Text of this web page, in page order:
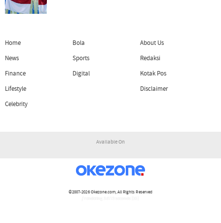
Home
News
Finance
Lifestyle
Celebrity
Bola
Sports
Digital
About Us
Redaksi
Kotak Pos
Disclaimer
Available On
©2007-2026Okezone.com, All Rights Reserved